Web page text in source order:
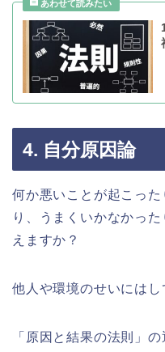
4. 自分原因論
何か悪いことが起こっ
り、うまくいかなかっ
えますか？
他人や環境のせいにはし
「原因と結果の法則」